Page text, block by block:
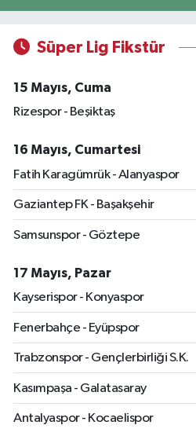
Süper Lig Fikstür
15 Mayıs, Cuma
Rizespor - Beşiktaş
16 Mayıs, Cumartesi
Fatih Karagümrük - Alanyaspor
Gaziantep FK - Başakşehir
Samsunspor - Göztepe
17 Mayıs, Pazar
Kayserispor - Konyaspor
Fenerbahçe - Eyüpspor
Trabzonspor - Gençlerbirliği S.K.
Kasımpaşa - Galatasaray
Antalyaspor - Kocaelispor